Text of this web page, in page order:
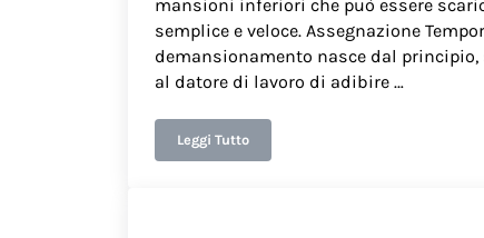
mansioni inferiori che può essere
semplice e veloce. Assegnazione
demansionamento nasce dal
al datore di lavoro di adibire …
Leggi TuttoFac Simile Lettera Assegnazione